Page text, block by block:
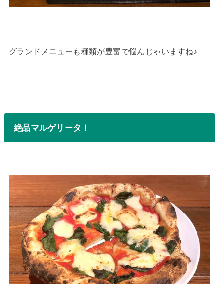
グランドメニューも種類が豊富で悩んじゃいますね♪
絶品マルゲリータ！